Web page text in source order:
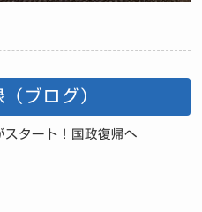
ブログ）
スタート！国政復帰へ